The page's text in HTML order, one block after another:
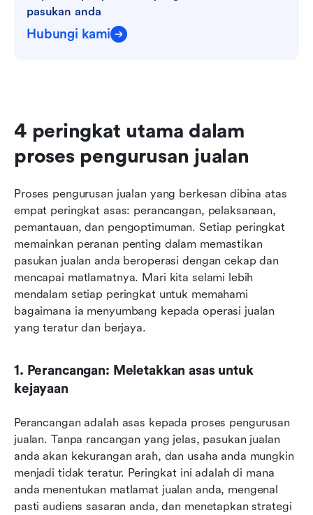
pasukan anda
Hubungi kami
4 peringkat utama dalam
proses pengurusan jualan
Proses pengurusan jualan yang berkesan dibina atas
empat peringkat asas: perancangan, pelaksanaan,
pemantauan, dan pengoptimuman. Setiap peringkat
memainkan peranan penting dalam memastikan
pasukan jualan anda beroperasi dengan cekap dan
mencapai matlamatnya. Mari kita selami lebih
mendalam setiap peringkat untuk memahami
bagaimana ia menyumbang kepada operasi jualan
yang teratur dan berjaya.
1. Perancangan: Meletakkan asas untuk
kejayaan
Perancangan adalah asas kepada proses pengurusan
jualan. Tanpa rancangan yang jelas, pasukan jualan
anda akan kekurangan arah, dan usaha anda mungkin
menjadi tidak teratur. Peringkat ini adalah di mana
anda menentukan matlamat jualan anda, mengenal
pasti audiens sasaran anda, dan menetapkan strategi